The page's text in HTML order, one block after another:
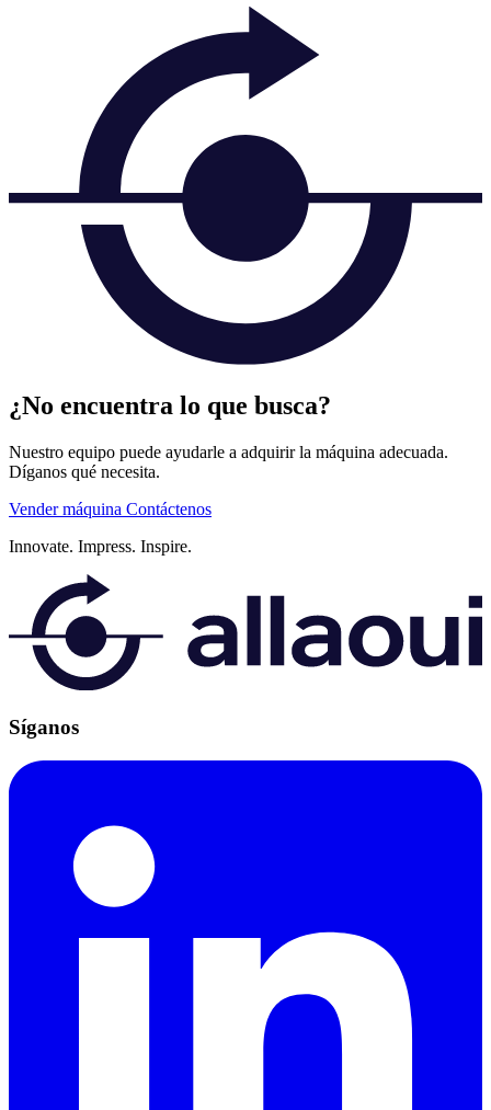
¿No encuentra lo que busca?
Nuestro equipo puede ayudarle a adquirir la máquina adecuada.
Díganos qué necesita.
Vender máquina Contáctenos
Innovate. Impress. Inspire.
Síganos